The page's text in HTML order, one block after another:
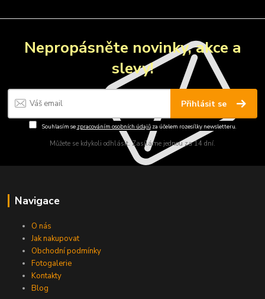
Nepropásněte novinky, akce a
slevy!
Přihlásit se
Souhlasím se zpracováním osobních údajůza účelem rozesílky newsletteru.
Můžete se kdykoli odhlásit. Zasíláme jednou za 14 dní.
Navigace
O nás
Jak nakupovat
Obchodní podmínky
Fotogalerie
Kontakty
Blog